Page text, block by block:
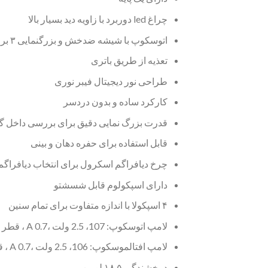
چراغ led دوربرد با زاویه دید بسیار بالا
اتوسکوپ با شیشه ضدخش و بزرگنمایی ۳ برابر
تعذیه از طریق باتری
طراحی نور دیجیتال فیبر نوری
کارکرد ساده و بدون دردسر
قدرت بزرگ نمایی دقیق برای بررسی
قابل استفاده برای حفره دهان و بینی
چرخ دیافراگم اسکرول برای انتخاب
دارای اسپکولوم قابل شسشتو
۴ اسپکولا با اندازه متفاوت برای تمام سنین
لامپ اتوسکوپ: 107، 2.5 ولت ،0.7 A ، قطر 4.8 میلی متر
لامپ افتالموسکوپ: 106، 2.5 ولت ،0.7 A ، قطر 4.8 میلی متر